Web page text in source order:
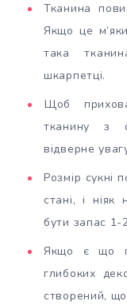
Тканина
Якщо це
така
шкарпетці.
Щоб
тканину з
відверне
Розмір сукні
стані, і
бути запас 1-
Якщо є що
глибоких
створений,